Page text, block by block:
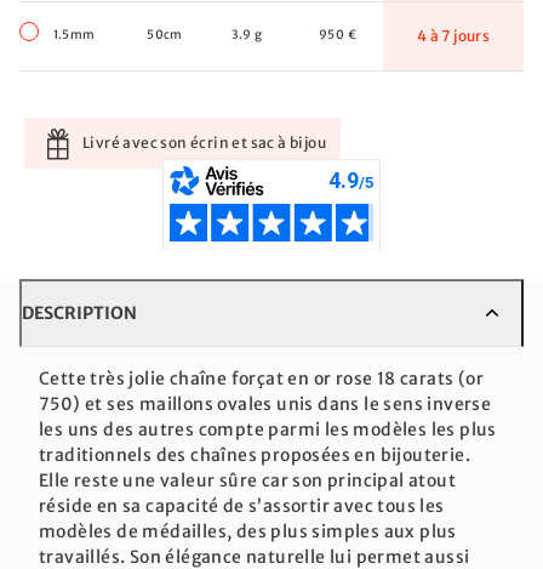
1.5mm 50cm 3.9 g 950 € 4 à 7 jours
Livré avec son écrin et sac à bijou
DESCRIPTION
Cette très jolie chaîne forçat en or rose 18 carats (or
750) et ses maillons ovales unis dans le sens inverse
les uns des autres compte parmi les modèles les plus
traditionnels des chaînes proposées en bijouterie.
Elle reste une valeur sûre car son principal atout
réside en sa capacité de s’assortir avec tous les
modèles de médailles, des plus simples aux plus
travaillés. Son élégance naturelle lui permet aussi